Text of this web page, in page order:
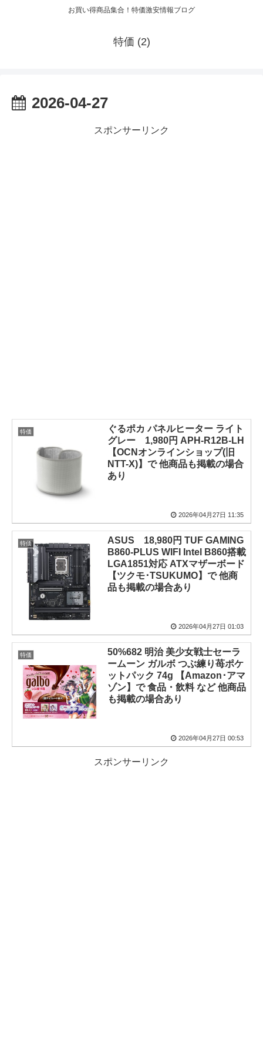
お買い得商品集合！特価激安情報ブログ
特価 (2)
2026-04-27
スポンサーリンク
特価
ぐるポカ パネルヒーター ライト
グレー 1,980円 APH-R12B-LH
【OCNオンラインショップ(旧
NTT-X)】で 他商品も掲載の場合
あり
2026年04月27日 11:35
特価
ASUS 18,980円 TUF GAMING
B860-PLUS WIFI Intel B860搭載
LGA1851対応 ATXマザーボード
【ツクモ･TSUKUMO】で 他商
品も掲載の場合あり
2026年04月27日 01:03
特価
50%682 明治 美少女戦士セーラ
ームーン ガルボ つぶ練り苺ポケ
ットパック 74g 【Amazon･アマ
ゾン】で 食品・飲料 など 他商品
も掲載の場合あり
2026年04月27日 00:53
スポンサーリンク